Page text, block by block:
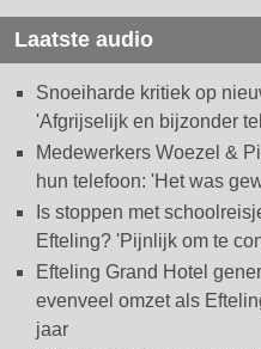
Laatste audio
Snoeiharde kritiek op
'Afgrijselijk en bijzonder
Medewerkers Woezel &
hun telefoon: 'Het was
Is stoppen met
Efteling? 'Pijnlijk om te
Efteling Grand Hotel
evenveel omzet als
jaar